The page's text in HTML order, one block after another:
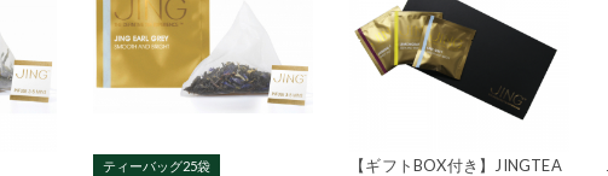
ティーバッグ25袋
【ギフトBOX付き】JINGTEA